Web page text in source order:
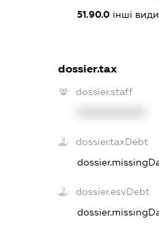
51.90.0 інші
dossier.tax
dossier.staff
dossier.taxDebt
dossier.esvDebt